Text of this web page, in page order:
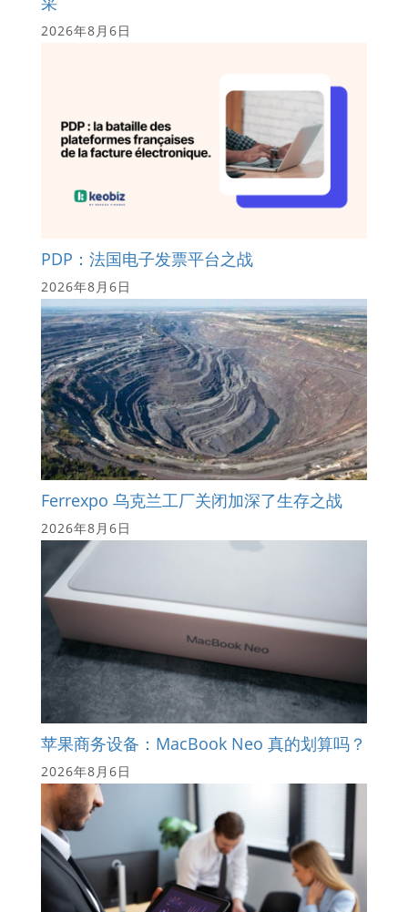
2026年8月6日
PDP：法国电子发票平台之战
2026年8月6日
Ferrexpo 乌克兰工厂关闭加深了生存之战
2026年8月6日
苹果商务设备：MacBook Neo 真的划算吗？
2026年8月6日